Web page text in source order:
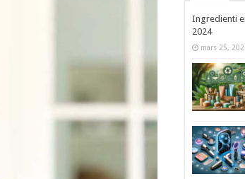
Ingredienti
2024
mars 25,